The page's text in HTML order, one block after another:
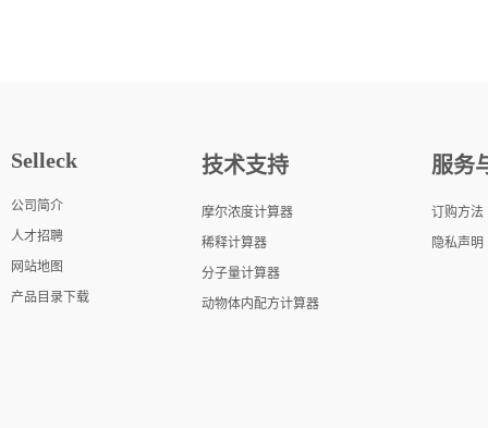
Selleck
公司简介
人才招聘
网站地图
产品目录下载
技术支持
摩尔浓度计算器
稀释计算器
分子量计算器
动物体内配方计算器
服务
订购方法
隐私声明